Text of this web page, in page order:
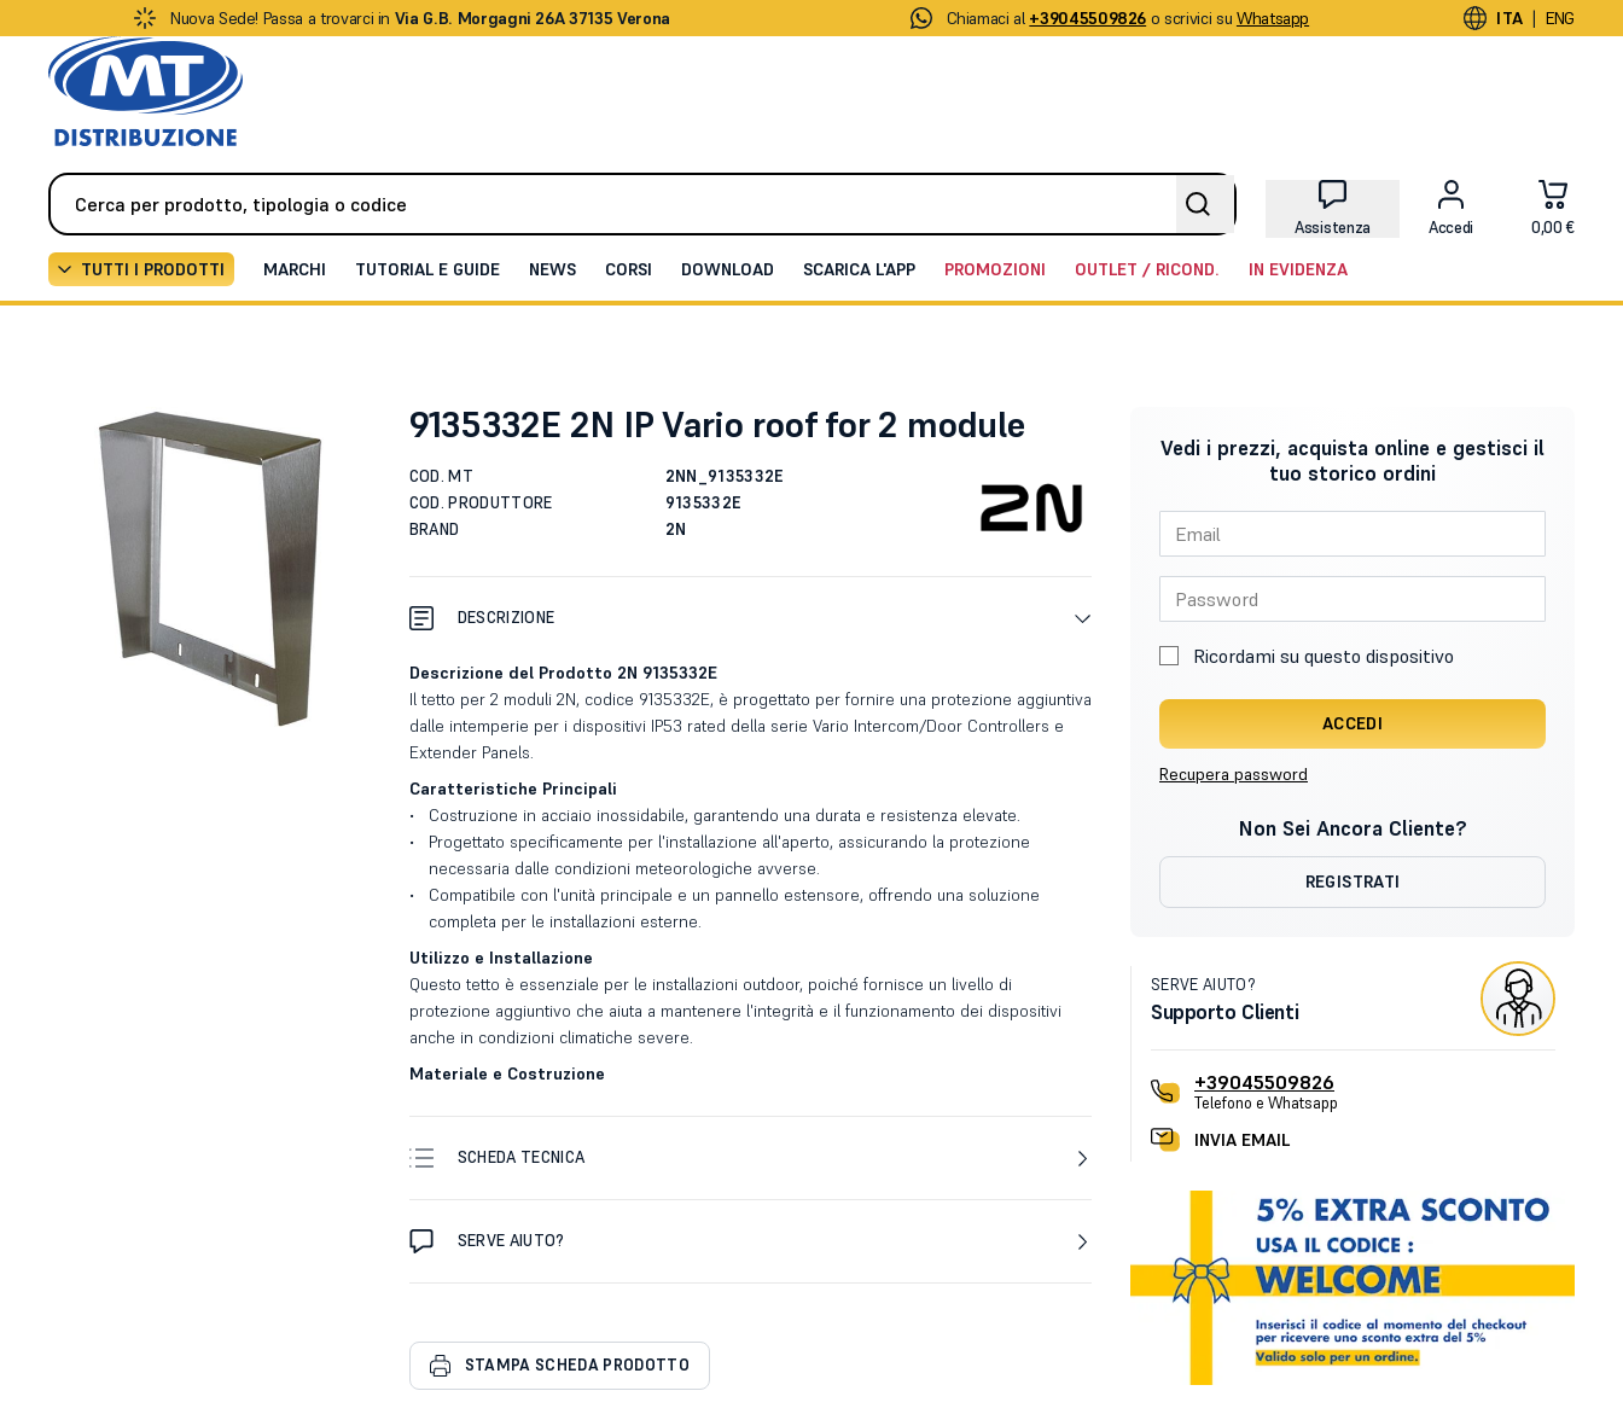
Nuova Sede! Passa a trovarci in Via G.B. Morgagni 26A 37135 Verona Chiamaci al +39045509826 o scrivici su Whatsapp ITA | ENG
Assistenza Accedi 0,00 €
TUTTI I PRODOTTI MARCHI TUTORIAL E GUIDE NEWS CORSI DOWNLOAD SCARICA L'APP PROMOZIONI OUTLET / RICOND. IN EVIDENZA
9135332E 2N IP Vario roof for 2 module
COD. MT
2NN_9135332E
COD. PRODUTTORE
9135332E
BRAND
2N
DESCRIZIONE
Descrizione del Prodotto 2N 9135332E
Il tetto per 2 moduli 2N, codice 9135332E, è progettato per fornire una protezione aggiuntiva
dalle intemperie per i dispositivi IP53 rated della serie Vario Intercom/Door Controllers e
Extender Panels.
Caratteristiche Principali
Costruzione in acciaio inossidabile, garantendo una durata e resistenza elevate.
Progettato specificamente per l'installazione all'aperto, assicurando la protezione
necessaria dalle condizioni meteorologiche avverse.
Compatibile con l'unità principale e un pannello estensore, offrendo una soluzione
completa per le installazioni esterne.
Utilizzo e Installazione
Questo tetto è essenziale per le installazioni outdoor, poiché fornisce un livello di
protezione aggiuntivo che aiuta a mantenere l'integrità e il funzionamento dei dispositivi
anche in condizioni climatiche severe.
Materiale e Costruzione
SCHEDA TECNICA
SERVE AIUTO?
STAMPA SCHEDA PRODOTTO
Vedi i prezzi, acquista online e gestisci il
tuo storico ordini
Ricordami su questo dispositivo
ACCEDI
Recupera password
Non Sei Ancora Cliente?
REGISTRATI
SERVE AIUTO?
Supporto Clienti
+39045509826
Telefono e Whatsapp
INVIA EMAIL